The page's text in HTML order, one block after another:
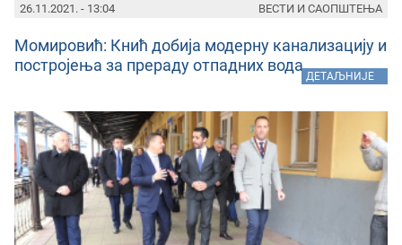
26.11.2021. - 13:04
Момировић: Кнић добија модерну канализацију и
постројења за прераду отпадних вода
ДЕТАЉНИЈЕ
ВЕСТИ И САОПШТЕЊА